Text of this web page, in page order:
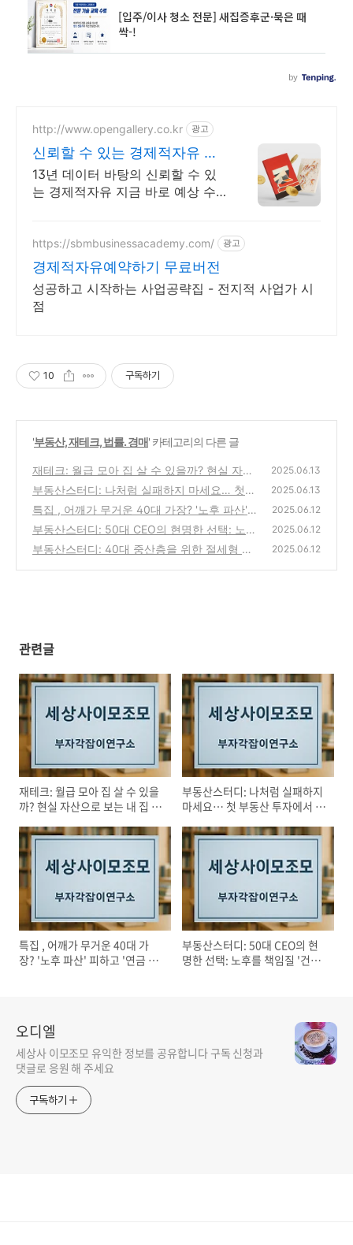
http://www.opengallery.co.kr 광고
신뢰할 수 있는 경제적자유 국
내 1위 아트 플랫폼
13년 데이터 바탕의 신뢰할 수 있
는 경제적자유 지금 바로 예상 수
https://sbmbusinessacademy.com/ 광고
경제적자유예약하기 무료버전
성공하고 시작하는 사업공략집 - 전지적 사업가 시
점
10 구독하기
'부동산, 재테크, 법률. 경매' 카테고리의 다른 글
재테크: 월급 모아 집 살 수 있을까? 현실 자산
으로 보는 내 집 마련 가능성
(4)
2025.06.13
부동산스터디: 나처럼 실패하지 마세요… 첫
부동산 투자에서 꼭 지켜야 할 5가지 기준
(0)
2025.06.13
특집 , 어깨가 무거운 40대 가장? '노후 파산'
피하고 '연금 부자' 되는 필승 전략
(10)
2025.06.12
부동산스터디: 50대 CEO의 현명한 선택: 노후
를 책임질 '건물' 투자의 비밀
(0)
2025.06.12
부동산스터디: 40대 중산층을 위한 절세형 부
2025.06.12
관련글
재테크: 월급 모아 집 살 수 있을
까? 현실 자산으로 보는 내 집 마
부동산스터디: 나처럼 실패하지
마세요… 첫 부동산 투자에서 꼭
특집 , 어깨가 무거운 40대 가
장? '노후 파산' 피하고 '연금 부
부동산스터디: 50대 CEO의 현
명한 선택: 노후를 책임질 '건물'
오디엘
세상사 이모조모 유익한 정보를 공유합니다 구독 신청과
댓글로 응원 해 주세요
구독하기